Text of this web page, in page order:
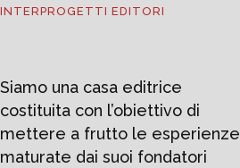
INTERPROGETTI EDITORI
Siamo una casa editrice
costituita con l’obiettivo di
mettere a frutto le esperienze
maturate dai suoi fondatori